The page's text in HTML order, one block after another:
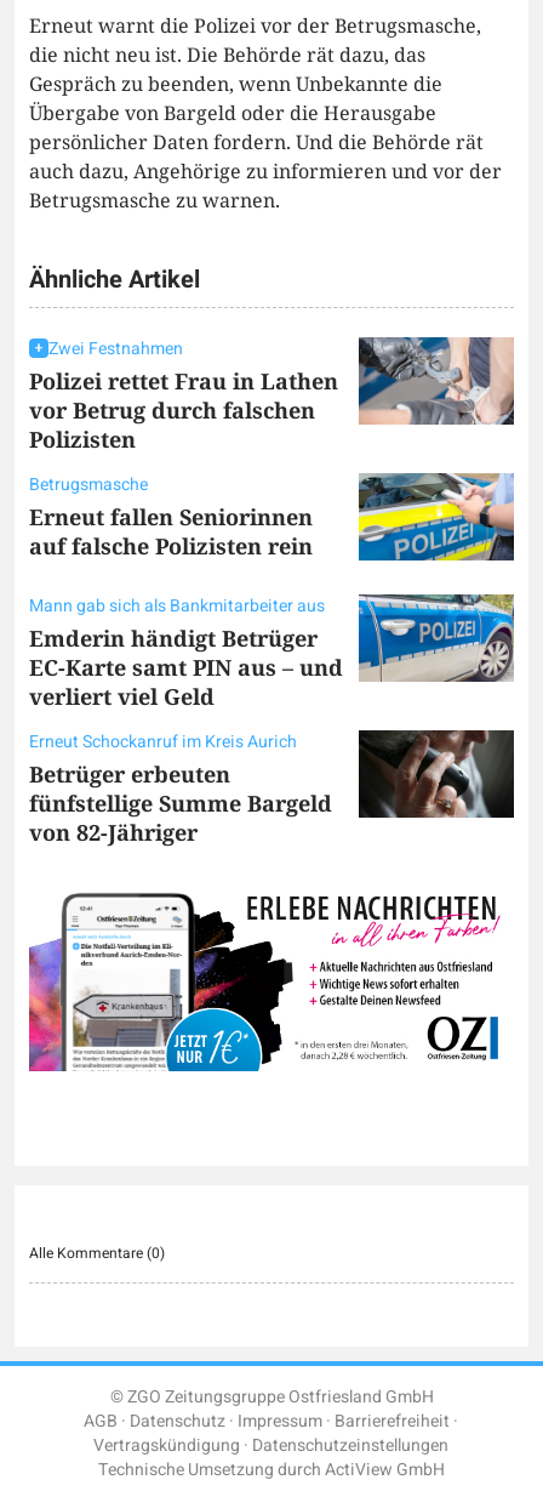
Erneut warnt die Polizei vor der Betrugsmasche,
die nicht neu ist. Die Behörde rät dazu, das
Gespräch zu beenden, wenn Unbekannte die
Übergabe von Bargeld oder die Herausgabe
persönlicher Daten fordern. Und die Behörde rät
auch dazu, Angehörige zu informieren und vor der
Betrugsmasche zu warnen.
Ähnliche Artikel
Zwei Festnahmen
Polizei rettet Frau in Lathen
vor Betrug durch falschen
Polizisten
Betrugsmasche
Erneut fallen Seniorinnen
auf falsche Polizisten rein
Mann gab sich als Bankmitarbeiter aus
Emderin händigt Betrüger
EC-Karte samt PIN aus – und
verliert viel Geld
Erneut Schockanruf im Kreis Aurich
Betrüger erbeuten
fünfstellige Summe Bargeld
von 82-Jähriger
Alle Kommentare (0)
© ZGO Zeitungsgruppe Ostfriesland GmbH
AGB Datenschutz Impressum Barrierefreiheit
Vertragskündigung Datenschutzeinstellungen
Technische Umsetzung durchActiView GmbH